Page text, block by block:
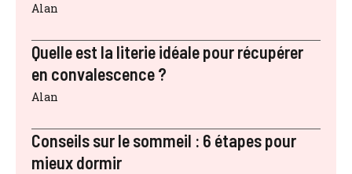
Alan
Quelle est la literie idéale pour récupérer
en convalescence ?
Alan
Conseils sur le sommeil : 6 étapes pour
mieux dormir